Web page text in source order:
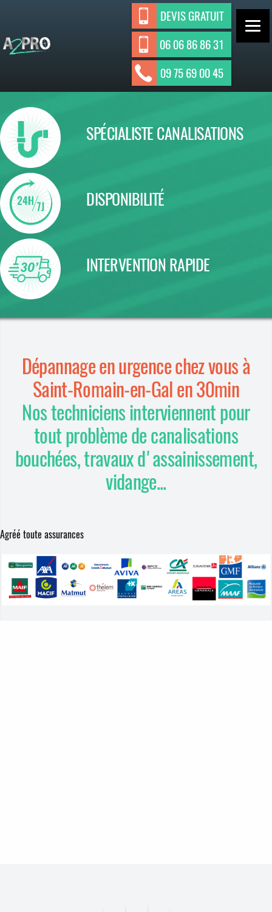
contenu
DEVIS GRATUIT
06 06 86 86 31
09 75 69 00 45
ASSAINISSEMENT INDIVIDUEL ET
COLLECTIF
SPÉCIALISTE CANALISATIONS
DISPONIBILITÉ
INTERVENTION RAPIDE
Dépannage en urgence chez vous à
Saint-Romain-en-Gal en 30min
Nos techniciens interviennent pour
tout problème de canalisations
bouchées, travaux d'assainissement,
vidange...
Agréé toute assurances